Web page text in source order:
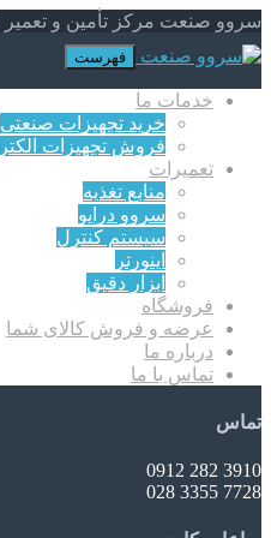
سروو صنعت مرکز تأمین و
فهرست
خدمات ما
خرید تجهیزات صنعتی
فروش تجهیزات
تعمیرات
منابع تغذیه
سروو درایو
سیستم کنترل
اینورتر
ابزار دقیق
فروشگاه
عرضه و فروش کالای شما
درباره ما
تماس با ما
تماس
3910 282 0912
7728 3355 028